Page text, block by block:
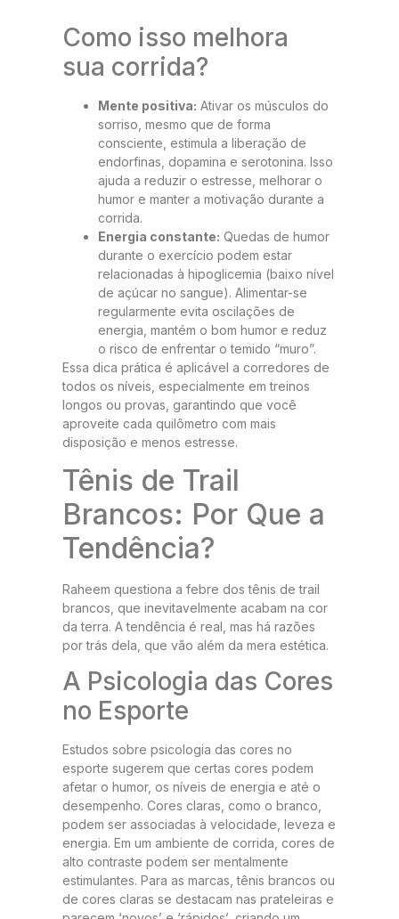
Como isso melhora
sua corrida?
Mente positiva: Ativar os músculos do
sorriso, mesmo que de forma
consciente, estimula a liberação de
endorfinas, dopamina e serotonina. Isso
ajuda a reduzir o estresse, melhorar o
humor e manter a motivação durante a
corrida.
Energia constante: Quedas de humor
durante o exercício podem estar
relacionadas à hipoglicemia (baixo nível
de açúcar no sangue). Alimentar-se
regularmente evita oscilações de
energia, mantém o bom humor e reduz
o risco de enfrentar o temido “muro”.
Essa dica prática é aplicável a corredores de
todos os níveis, especialmente em treinos
longos ou provas, garantindo que você
aproveite cada quilômetro com mais
disposição e menos estresse.
Tênis de Trail
Brancos: Por Que a
Tendência?
Raheem questiona a febre dos tênis de trail
brancos, que inevitavelmente acabam na cor
da terra. A tendência é real, mas há razões
por trás dela, que vão além da mera estética.
A Psicologia das Cores
no Esporte
Estudos sobre psicologia das cores no
esporte sugerem que certas cores podem
afetar o humor, os níveis de energia e até o
desempenho. Cores claras, como o branco,
podem ser associadas à velocidade, leveza e
energia. Em um ambiente de corrida, cores de
alto contraste podem ser mentalmente
estimulantes. Para as marcas, tênis brancos ou
de cores claras se destacam nas prateleiras e